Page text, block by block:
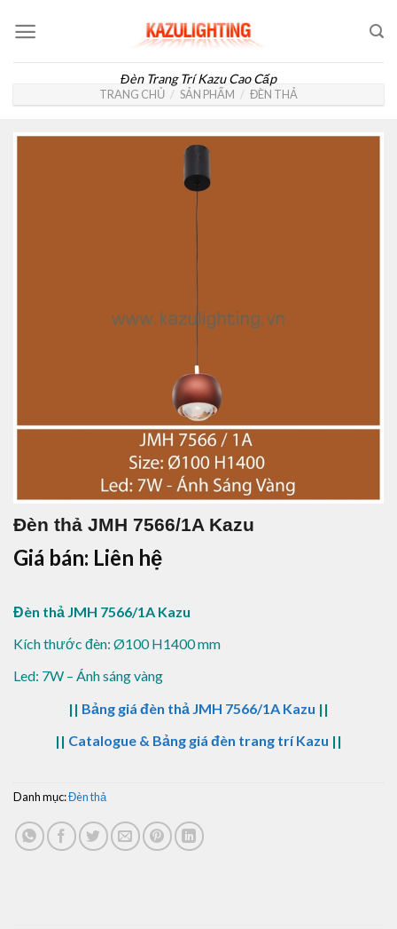
Đèn Trang Trí Kazu Cao Cấp
TRANG CHỦ / SẢN PHẨM / ĐÈN THẢ
Đèn thả JMH 7566/1A Kazu
Giá bán: Liên hệ
Đèn thả JMH 7566/1A Kazu
Kích thước đèn: Ø100 H1400 mm
Led: 7W – Ánh sáng vàng
|| Bảng giá đèn thả JMH 7566/1A Kazu ||
|| Catalogue & Bảng giá đèn trang trí Kazu ||
Danh mục:Đèn thả